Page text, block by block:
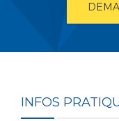
INFOS